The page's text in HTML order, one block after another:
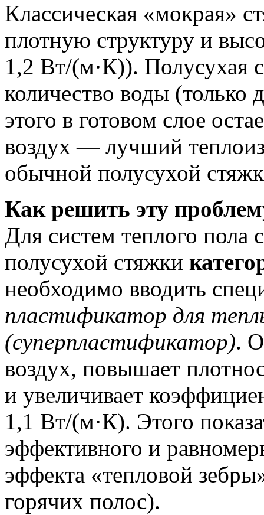
Классическая «мокрая»
плотную структуру и
1,2 Вт/(м·К)). Полусухая
количество воды (только
этого в готовом слое
воздух — лучший
обычной полусухой
Как решить эту
Для систем теплого пола
полусухой стяжки
необходимо вводить
пластификатор для
(суперпластификатор).
воздух, повышает
и увеличивает
1,1 Вт/(м·К). Этого
эффективного и
эффекта «тепловой
горячих полос).